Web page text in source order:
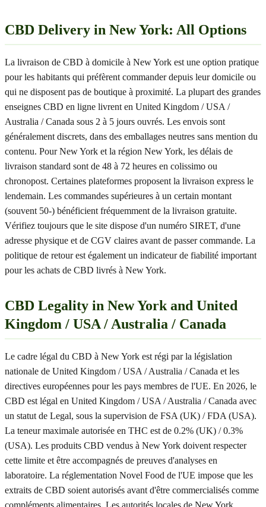
CBD Delivery in New York: All Options
La livraison de CBD à domicile à New York est une option pratique
pour les habitants qui préfèrent commander depuis leur domicile ou
qui ne disposent pas de boutique à proximité. La plupart des grandes
enseignes CBD en ligne livrent en United Kingdom / USA /
Australia / Canada sous 2 à 5 jours ouvrés. Les envois sont
généralement discrets, dans des emballages neutres sans mention du
contenu. Pour New York et la région New York, les délais de
livraison standard sont de 48 à 72 heures en colissimo ou
chronopost. Certaines plateformes proposent la livraison express le
lendemain. Les commandes supérieures à un certain montant
(souvent 50-) bénéficient fréquemment de la livraison gratuite.
Vérifiez toujours que le site dispose d'un numéro SIRET, d'une
adresse physique et de CGV claires avant de passer commande. La
politique de retour est également un indicateur de fiabilité important
pour les achats de CBD livrés à New York.
CBD Legality in New York and United
Kingdom / USA / Australia / Canada
Le cadre légal du CBD à New York est régi par la législation
nationale de United Kingdom / USA / Australia / Canada et les
directives européennes pour les pays membres de l'UE. En 2026, le
CBD est légal en United Kingdom / USA / Australia / Canada avec
un statut de Legal, sous la supervision de FSA (UK) / FDA (USA).
La teneur maximale autorisée en THC est de 0.2% (UK) / 0.3%
(USA). Les produits CBD vendus à New York doivent respecter
cette limite et être accompagnés de preuves d'analyses en
laboratoire. La réglementation Novel Food de l'UE impose que les
extraits de CBD soient autorisés avant d'être commercialisés comme
compléments alimentaires. Les autorités locales de New York